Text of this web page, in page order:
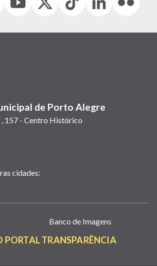
(link
em
(Antigo
(link
(link
em
(link
em
(link
em
de Porto Alegre
, 157 - Centro Histórico
cidades:
Banco de Imagens
PORTAL TRANSPARÊNCIA(LINK